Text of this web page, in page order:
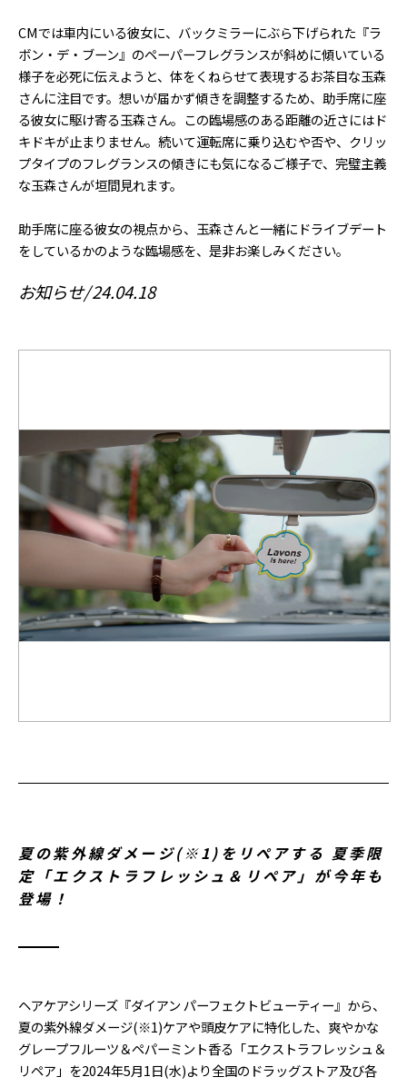
CMでは車内にいる彼女に、バックミラーにぶら下げられた『ラ
ボン・デ・ブーン』のペーパーフレグランスが斜めに傾いている
様子を必死に伝えようと、体をくねらせて表現するお茶目な玉森
さんに注目です。想いが届かず傾きを調整するため、助手席に座
る彼女に駆け寄る玉森さん。この臨場感のある距離の近さにはド
キドキが止まりません。続いて運転席に乗り込むや否や、クリッ
プタイプのフレグランスの傾きにも気になるご様子で、完璧主義
な玉森さんが垣間見れます。
助手席に座る彼女の視点から、玉森さんと一緒にドライブデート
をしているかのような臨場感を、是非お楽しみください。
お知らせ 24.04.18
夏の紫外線ダメージ(※1)をリペアする 夏季限
定「エクストラフレッシュ＆リペア」が今年も
登場！
ヘアケアシリーズ『ダイアン パーフェクトビューティー』から、
夏の紫外線ダメージ(※1)ケアや頭皮ケアに特化した、爽やかな
グレープフルーツ＆ペパーミント香る「エクストラフレッシュ＆
リペア」を2024年5月1日(水)より全国のドラッグストア及び各